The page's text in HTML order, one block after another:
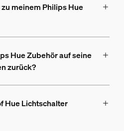
meinem Philips Hue
Hue Zubehör auf seine
zurück?
Hue Lichtschalter